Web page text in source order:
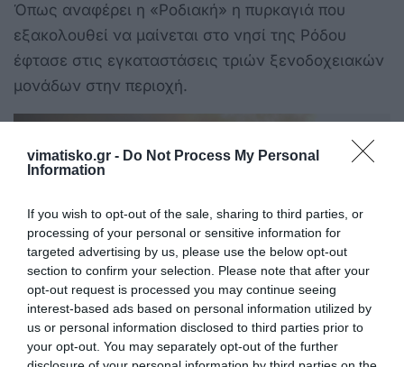
vimatisko.gr - Do Not Process My Personal
Information
If you wish to opt-out of the sale, sharing to third parties, or
processing of your personal or sensitive information for
targeted advertising by us, please use the below opt-out
section to confirm your selection. Please note that after your
opt-out request is processed you may continue seeing
interest-based ads based on personal information utilized by
us or personal information disclosed to third parties prior to
your opt-out. You may separately opt-out of the further
Όπως αναφέρει η «Ροδιακή» η πυρκαγιά που
εξακολουθεί να μαίνεται στο νησί της Ρόδου
έφτασε στις εγκαταστάσεις τριών ξενοδοχειακών
μονάδων στην περιοχή.
Και τα τρία ξενοδοχεία έχουν εκκενωθεί από